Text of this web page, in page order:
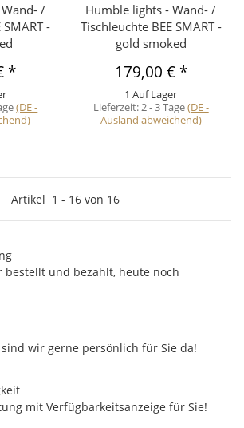
/
-
*
(DE -
Humble lights - Wand- /
Tischleuchte BEE SMART -
gold smoked
179,00 € *
1 Auf Lager
Lieferzeit:2 - 3 Tage(DE -
Ausland abweichend)
Artikel 1 - 16 von 16
bestellt und bezahlt, heute noch
wir gerne persönlich für Sie da!
mit Verfügbarkeitsanzeige für Sie!